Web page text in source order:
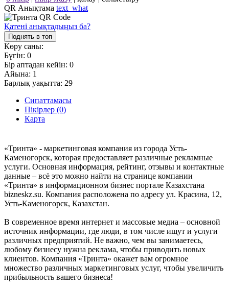
QR Анықтама text_what
Қатені анықтадыңыз ба?
Поднять в топ
Көру саны:
Бүгін: 0
Бір аптадан кейін: 0
Айына: 1
Барлық уақытта: 29
Сипаттамасы
Пікірлер (0)
Карта
«Тринта» - маркетинговая компания из города Усть-
Каменогорск, которая предоставляет различные рекламные
услуги. Основная информация, рейтинг, отзывы и контактные
данные – всё это можно найти на странице компании
«Тринта» в информационном бизнес портале Казахстана
bizneskz.su. Компания расположена по адресу ул. Красина, 12,
Усть-Каменогорск, Казахстан.
В современное время интернет и массовые медиа – основной
источник информации, где люди, в том числе ищут и услуги
различных предприятий. Не важно, чем вы занимаетесь,
любому бизнесу нужна реклама, чтобы приводить новых
клиентов. Компания «Тринта» окажет вам огромное
множество различных маркетинговых услуг, чтобы увеличить
прибыльность вашего бизнеса!